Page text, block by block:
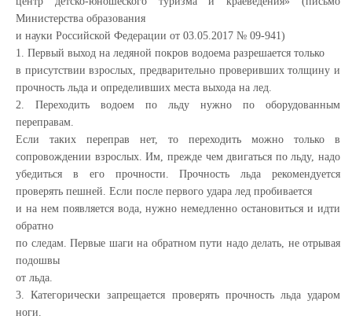
Министерства образования
и науки Российской Федерации от 03.05.2017 № 09-941)
1. Первый выход на ледяной покров водоема разрешается только
в присутствии взрослых, предварительно проверивших толщину и
прочность льда и определивших места выхода на лед.
2. Переходить водоем по льду нужно по оборудованным
переправам.
Если таких переправ нет, то переходить можно только в
сопровождении взрослых. Им, прежде чем двигаться по льду, надо
убедиться в его прочности. Прочность льда рекомендуется
проверять пешней. Если после первого удара лед пробивается
и на нем появляется вода, нужно немедленно остановиться и идти
обратно
по следам. Первые шаги на обратном пути надо делать, не отрывая
подошвы
от льда.
3. Категорически запрещается проверять прочность льда ударом
ноги.